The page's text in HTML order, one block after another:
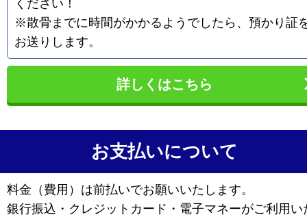
ください！
※散骨までに時間がかかるようでしたら、預かり証
お送りします。
詳しくはこちら
お支払いについて
料金（費用）は前払いでお願いいたします。
銀行振込・クレジットカード・電子マネーがご利用い